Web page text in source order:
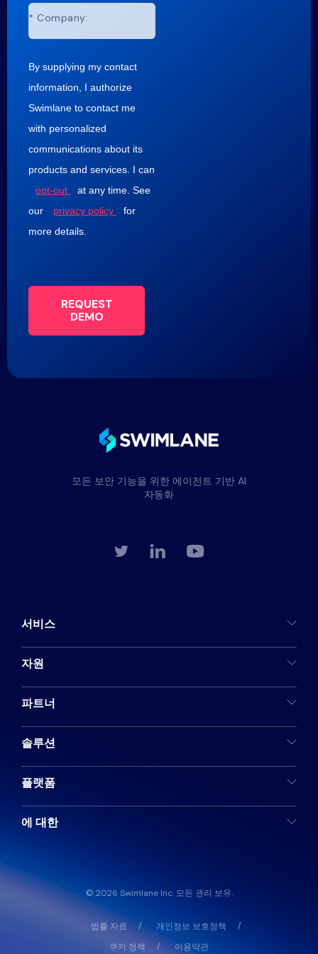
* Company:
By supplying my contact
information, I authorize
Swimlane to contact me
with personalized
communications about its
products and services. I can
opt-out
at any time. See
our
privacy policy
for
more details.
REQUEST
DEMO
모든 보안 기능을 위한 에이전트 기반 AI
자동화
© 2026 Swimlane Inc. 모든 권리 보유.
법률 자료
개인정보 보호정책
쿠키 정책
이용약관
서비스
자원
파트너
솔루션
플랫폼
에 대한